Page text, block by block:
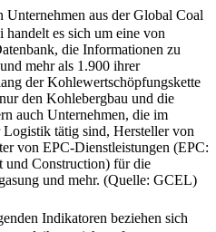
aus der Global Coal
es sich um eine von
die Informationen zu
mehr als 1.900 ihrer
der Kohlewertschöpfungskette
den Kohlebergbau und die
auch Unternehmen, die im
tätig sind, Hersteller von
von EPC-Dienstleistungen (EPC:
und Construction) für die
und mehr. (Quelle: GCEL)
Indikatoren beziehen sich